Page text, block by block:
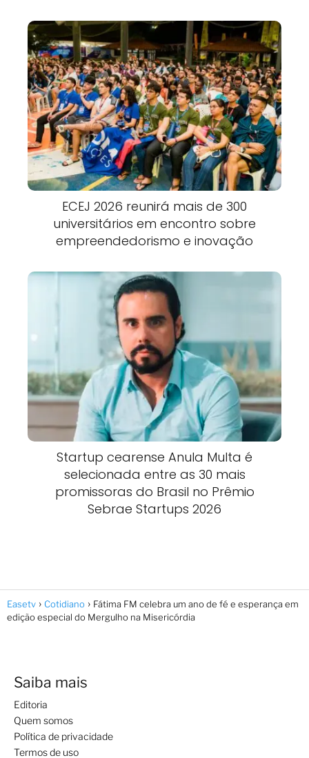
ECEJ 2026 reunirá mais de 300
universitários em encontro sobre
empreendedorismo e inovação
Startup cearense Anula Multa é
selecionada entre as 30 mais
promissoras do Brasil no Prêmio
Sebrae Startups 2026
Easetv Cotidiano
Fátima FM celebra um ano de fé e esperança em
edição especial do Mergulho na Misericórdia
Saiba mais
Editoria
Quem somos
Política de privacidade
Termos de uso